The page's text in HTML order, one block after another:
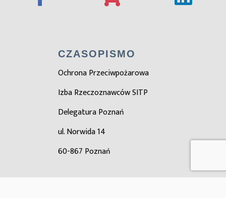
CZASOPISMO
Ochrona Przeciwpożarowa
Izba Rzeczoznawców SITP
Delegatura Poznań
ul. Norwida 14
60-867 Poznań